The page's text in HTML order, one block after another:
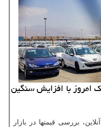
امروز با افزایش سنگین
بررسی قیمتها در بازار